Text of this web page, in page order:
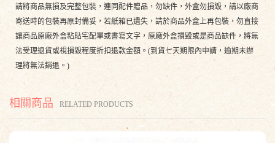
請將商品無損及完整包裝，連同配件贈品，勿缺件，外盒勿損毀，請以廠商
寄送時的包裝再原封備妥，若紙箱已遺失，請於商品外盒上再包裝，勿直接
讓商品原廠外盒粘貼宅配單或書寫文字，原廠外盒損毀或是商品缺件，將無
法受理退貨或視損毀程度折扣退款金額。(到貨七天期限內申請，逾期未辦
理將無法銷退。)
相關商品 RELATED PRODUCTS